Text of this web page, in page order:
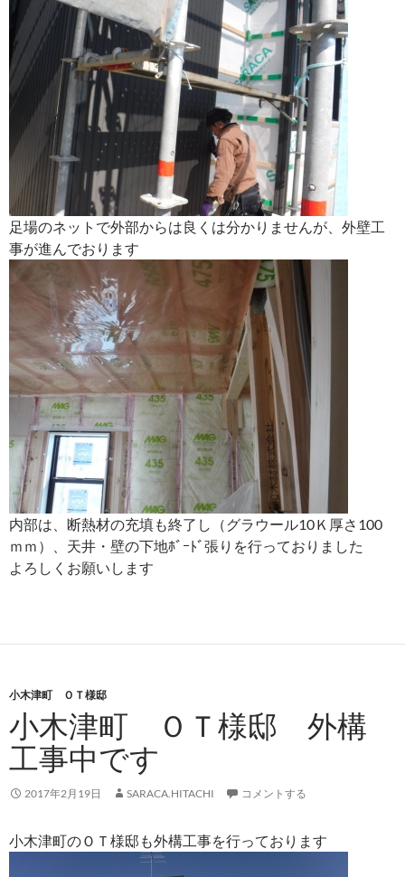
足場のネットで外部からは良くは分かりませんが、外壁工
事が進んでおります
内部は、断熱材の充填も終了し（グラウール10Ｋ厚さ100
ｍｍ）、天井・壁の下地ﾎﾞｰﾄﾞ張りを行っておりました
よろしくお願いします
小木津町 ＯＴ様邸
小木津町 ＯＴ様邸 外構
工事中です
2017年2月19日 SARACA.HITACHI コメントする
小木津町のＯＴ様邸も外構工事を行っております